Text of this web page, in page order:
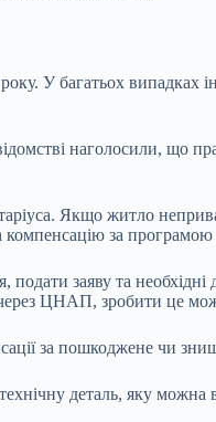
У багатьох випадках
наголосили, що
Якщо житло
за
заяву та
ЦНАП, зробити це
за пошкоджене чи
деталь, яку